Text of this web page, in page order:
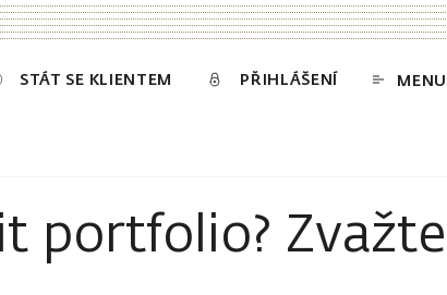
STÁT SE KLIENTEM PŘIHLÁŠENÍ MENU
portfolio? Zvažte